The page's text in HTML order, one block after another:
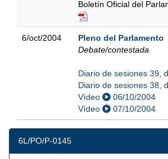
Boletín Oficial del
6/oct/2004
Pleno del Parlamento
Debate/contestada
Diario de sesiones 39,
Diario de sesiones 38,
Vídeo
06/10/2004
Vídeo
07/10/2004
6L/PO/P-0145